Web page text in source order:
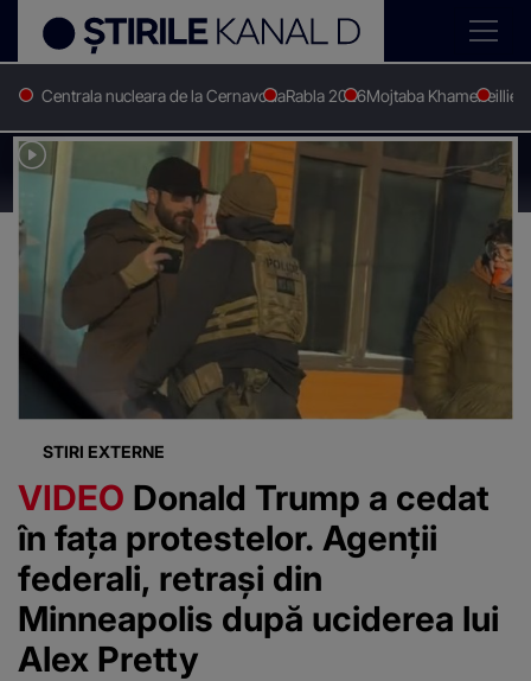
Centrala nucleara de la CernavodaRabla 2026Mojtaba KhameneiIlie
Stirile Kanal D Proteste sua
Știri despre"Proteste sua"
STIRI EXTERNE
VIDEO Donald Trump a cedat
în fața protestelor. Agenții
federali, retrași din
Minneapolis după uciderea lui
Alex Pretty